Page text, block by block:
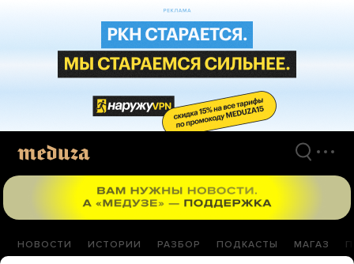
НОВОСТИ ИСТОРИИ РАЗБОР ПОДКАСТЫ МАГАЗ